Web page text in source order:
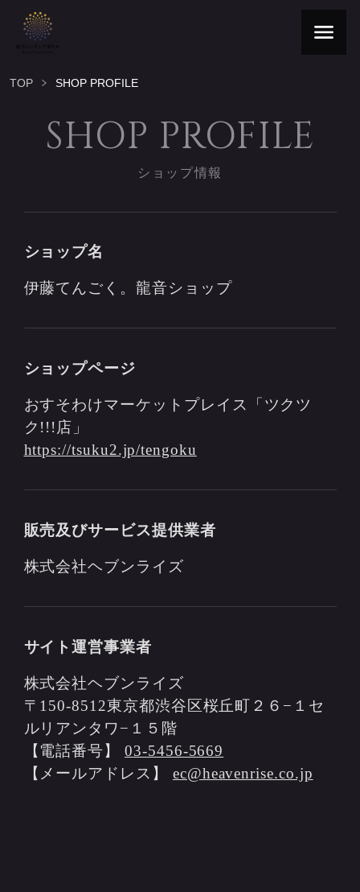
TOP SHOP PROFILE
SHOP PROFILE
ショップ情報
ショップ名
伊藤てんごく。龍音ショップ
ショップページ
おすそわけマーケットプレイス「ツクツ
ク!!!店」
https://tsuku2.jp/tengoku
販売及びサービス提供業者
株式会社ヘブンライズ
サイト運営事業者
株式会社ヘブンライズ
〒150-8512東京都渋谷区桜丘町２６−１セ
ルリアンタワ−１５階
【電話番号】03-5456-5669
【メールアドレス】 ec@heavenrise.co.jp